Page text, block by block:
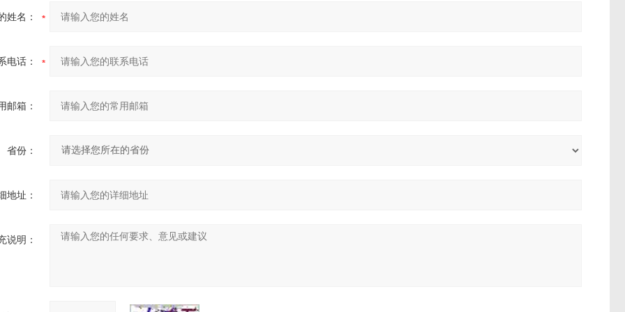
姓名：
电话：
邮箱：
省份：
地址：
说明：